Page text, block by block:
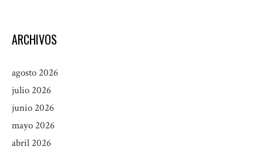
ARCHIVOS
agosto 2026
julio 2026
junio 2026
mayo 2026
abril 2026